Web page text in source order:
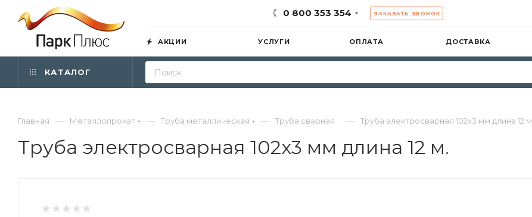
0 800 353 354 ЗАКАЗАТЬ ЗВОНОК
АКЦИИ УСЛУГИ ОПЛАТА ДОСТАВКА
КАТАЛОГ
Главная — Металлопрокат — Труба металлическая — Труба сварная — Труба электросварная 102х3 мм длина 12 м.
Труба электросварная 102х3 мм длина 12 м.